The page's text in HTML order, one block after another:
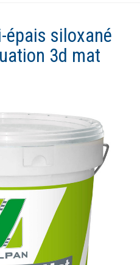
épais siloxané
3d mat